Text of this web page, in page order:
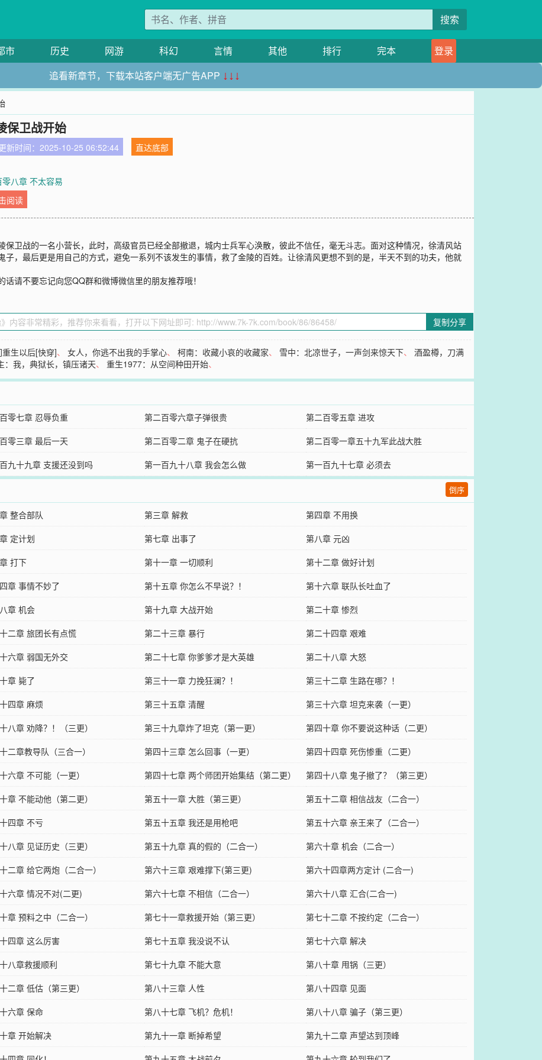
搜索
市 历史 网游 科幻 言情 其他 排行 完本
登录
追看新章节，下载本站客户端无广告APP ↓↓↓
保卫战开始
新时间：2025-10-25 06:52:44
直达底部
八章 不太容易
阅读
卫战的一名小营长，此时，高级官员已经全部撤退，城内士兵军心涣散，彼此不信任，毫无斗志。面对这种情况，徐清风站
子，最后更是用自己的方式，避免一系列不该发生的事情，救了金陵的百姓。让徐清风更想不到的是，半天不到的功夫，他就
话请不要忘记向您QQ群和微博微信里的朋友推荐哦！
复制分享
生以后[快穿]、女人，你逃不出我的手掌心、柯南：收藏小哀的收藏家、 雪中：北凉世子，一声剑来惊天下、酒盈樽，刀满
：我，典狱长，镇压诸天、重生1977：从空间种田开始、
零七章 忍辱负重 第二百零六章子弹很贵
第二百零五章 进攻
零三章 最后一天 第二百零二章 鬼子在硬抗
第二百零一章五十九军此战大胜
九十九章 支援还没到吗 第一百九十八章 我会怎么做 第一百九十七章 必须去
倒序
整合部队 第三章 解救
第四章 不用换
定计划 第七章 出事了
第八章 元凶
打下 第十一章 一切顺利
第十二章 做好计划
章 事情不妙了 第十五章 你怎么不早说？！
第十六章 联队长吐血了
章 机会 第十九章 大战开始
第二十章 惨烈
二章 旅团长有点慌 第二十三章 暴行
第二十四章 艰难
六章 弱国无外交 第二十七章 你爹爹才是大英雄
第二十八章 大怒
章 毙了 第三十一章 力挽狂澜？！
第三十二章 生路在哪？！
四章 麻烦 第三十五章 清醒
第三十六章 坦克来袭（一更）
八章 劝降？！（三更） 第三十九章炸了坦克（第一更）
第四十章 你不要说这种话（二更）
二章教导队（三合一） 第四十三章 怎么回事（一更）
第四十四章 死伤惨重（二更）
六章 不可能（一更） 第四十七章 两个师团开始集结（第二更）
第四十八章 鬼子撤了？（第三更）
章 不能动他（第二更） 第五十一章 大胜（第三更）
第五十二章 相信战友（二合一）
四章 不亏 第五十五章 我还是用枪吧
第五十六章 亲王来了（二合一）
八章 见证历史（三更） 第五十九章 真的假的（二合一）
第六十章 机会（二合一）
二章 给它两炮（二合一） 第六十三章 艰难撑下(第三更)
第六十四章两方定计 (二合一)
六章 情况不对(二更) 第六十七章 不相信（二合一）
第六十八章 汇合(二合一)
章 预料之中（二合一） 第七十一章救援开始（第三更）
第七十二章 不按约定（二合一）
四章 这么厉害 第七十五章 我没说不认
第七十六章 解决
八章救援顺利 第七十九章 不能大意
第八十章 甩锅（三更）
二章 低估（第三更） 第八十三章 人性
第八十四章 见面
六章 保命 第八十七章 飞机？危机！
第八十八章 骗子（第三更）
章 开始解决 第九十一章 断掉希望
第九十二章 声望达到顶峰